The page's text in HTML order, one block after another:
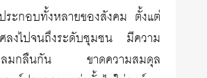
ะกอบทั้งหลายของสังคม ตั้งแต่
ลงไปจนถึงระดับชุมชน มีความ
กลมกลืนกัน ขาดความสมดุล